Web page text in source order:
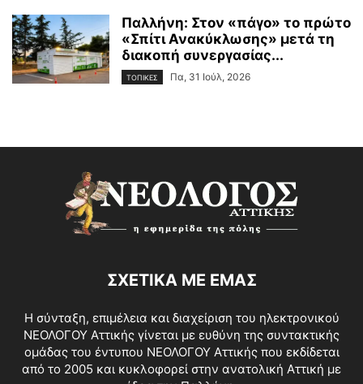
Παλλήνη: Στον «πάγο» το πρώτο
«Σπίτι Ανακύκλωσης» μετά τη
διακοπή συνεργασίας...
ΤΟΠΙΚΕΣ Πα, 31 Ιούλ, 2026
ΣΧΕΤΙΚΑ ΜΕ ΕΜΑΣ
Η σύνταξη, επιμέλεια και διαχείριση του ηλεκτρονικού
ΝΕΟΛΟΓΟΥ Αττικής γίνεται με ευθύνη της συντακτικής
ομάδας του έντυπου ΝΕΟΛΟΓΟΥ Αττικής που εκδίδεται
από το 2005 και κυκλοφορεί στην ανατολική Αττική με